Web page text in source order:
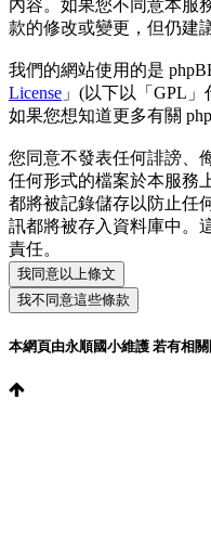
內容。如果您不同意本服
款的修改或變更，但仍建
我們的網站使用的是
License 」(以下以「GPL
如果您想知道更多有關
您同意不發表任何誹謗、
任何形式的檔案於本服務
都將被記錄儲存以防止任
訊都將被存入資料庫中。
責任。
本網頁由永順國小維護 若有相